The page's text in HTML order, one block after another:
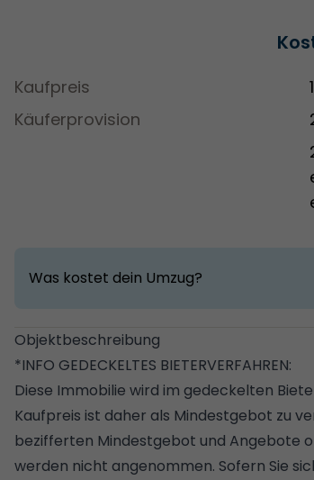
Kaufpreis
Käuferprovision
Was kostet dein Umzug?
Objektbeschreibung
*INFO GEDECKELTES BIETERVERFAHREN:
Diese Immobilie wird im gedeckelten
Kaufpreis ist daher als Mindestgebot zu
bezifferten Mindestgebot und Angebote
werden nicht angenommen. Sofern Sie